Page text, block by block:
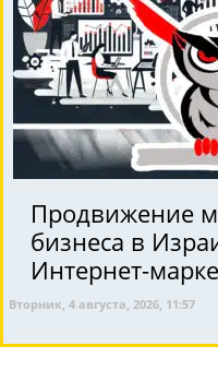
Продвижение
бизнеса в
Интернет-
Вторник, 4 августа, 2026, 11:57